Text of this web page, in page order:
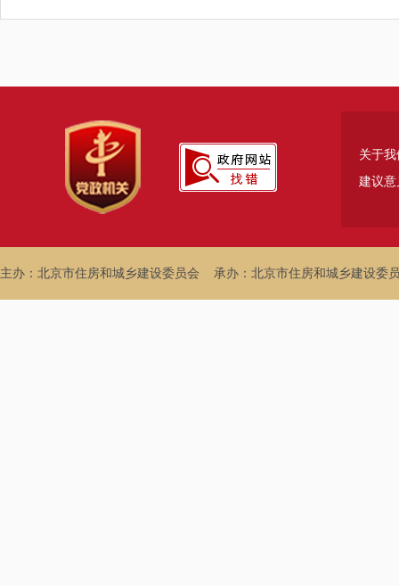
关于我
建议意
主办：北京市住房和城乡建设委员会 承办：北京市住房和城乡建设委